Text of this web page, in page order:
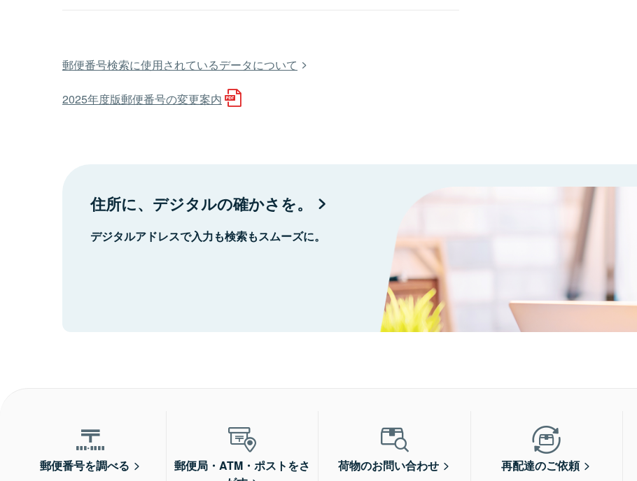
郵便番号検索に使用されているデータについて
2025年度版郵便番号の変更案内
住所に、デジタルの確かさを。
デジタルアドレスで入力も検索もスムーズに。
郵便番号を調べる
郵便局・ATM・ポストをさ
荷物のお問い合わせ 再配達のご依頼